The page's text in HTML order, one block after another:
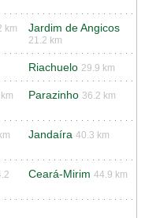
km Jardim de Angicos
21.2 km
Riachuelo 29.9 km
Parazinho 36.2 km
Jandaíra 40.3 km
Ceará-Mirim 44.9 km